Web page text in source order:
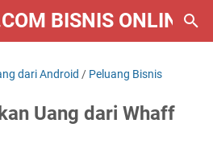
BISNIS ONLINE
dari Android / Peluang Bisnis
Uang dari Whaff